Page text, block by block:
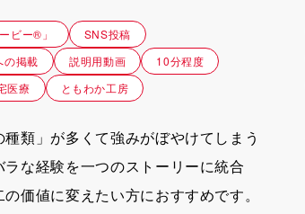
間救急
ビー®」
SNS投稿
の掲載
説明用動画
10分程度
医療 ともわか工房
種類」が多くて強みがぼやけてしまう
ラな経験を一つのストーリーに統合
の価値に変えたい方におすすめです。